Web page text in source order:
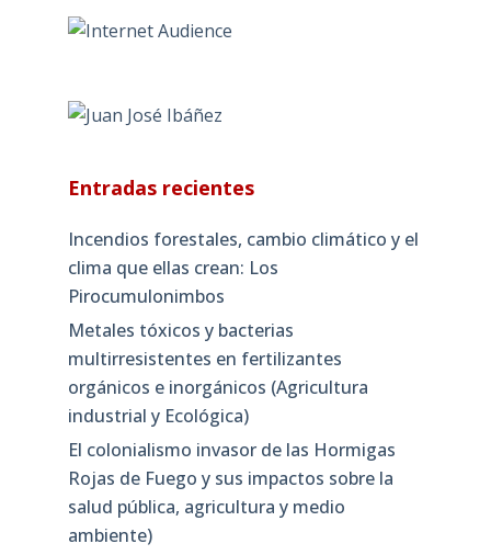
Entradas recientes
Incendios forestales, cambio climático y el
clima que ellas crean: Los
Pirocumulonimbos
Metales tóxicos y bacterias
multirresistentes en fertilizantes
orgánicos e inorgánicos (Agricultura
industrial y Ecológica)
El colonialismo invasor de las Hormigas
Rojas de Fuego y sus impactos sobre la
salud pública, agricultura y medio
ambiente)